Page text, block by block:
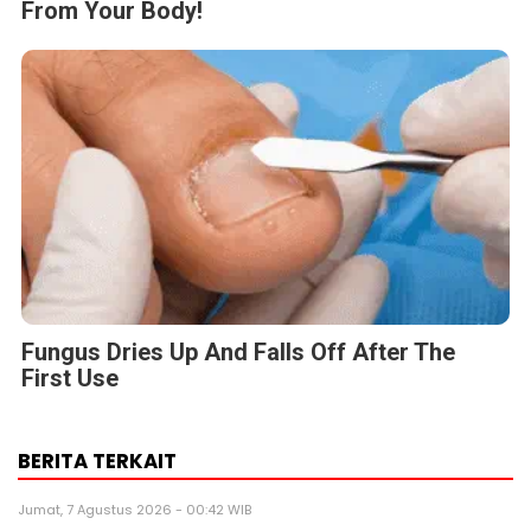
From Your Body!
Fungus Dries Up And Falls Off After The
First Use
BERITA TERKAIT
Jumat, 7 Agustus 2026 - 00:42 WIB